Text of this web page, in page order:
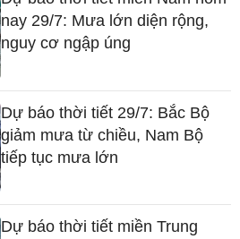
nay 29/7: Mưa lớn diện rộng,
nguy cơ ngập úng
Dự báo thời tiết 29/7: Bắc Bộ
giảm mưa từ chiều, Nam Bộ
tiếp tục mưa lớn
Dự báo thời tiết miền Trung